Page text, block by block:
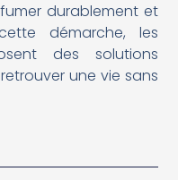
durablement et
démarche, les
des solutions
une vie sans